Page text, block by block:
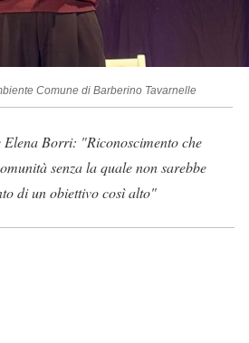
Comune di Barberino Tavarnelle
Elena Borri: "Riconoscimento che
senza la quale non sarebbe
di un obiettivo così alto"